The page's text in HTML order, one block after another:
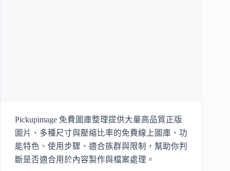
Pickupimage 免費圖庫整理提供大量高品質正版
圖片、多種尺寸與壓縮比率的免費線上圖庫、功
能特色、使用步驟、適合族群與限制，幫助你判
斷是否適合用於內容製作與檔案處理。